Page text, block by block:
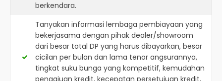
berkendara.
Tanyakan informasi lembaga pembiayaan yang
bekerjasama dengan pihak dealer/showroom
dari besar total DP yang harus dibayarkan, besar
cicilan per bulan dan lama tenor angsurannya,
tingkat suku bunga yang kompetitif, kemudahan
pengajuan kredit, kecepatan persetujuan kredit,